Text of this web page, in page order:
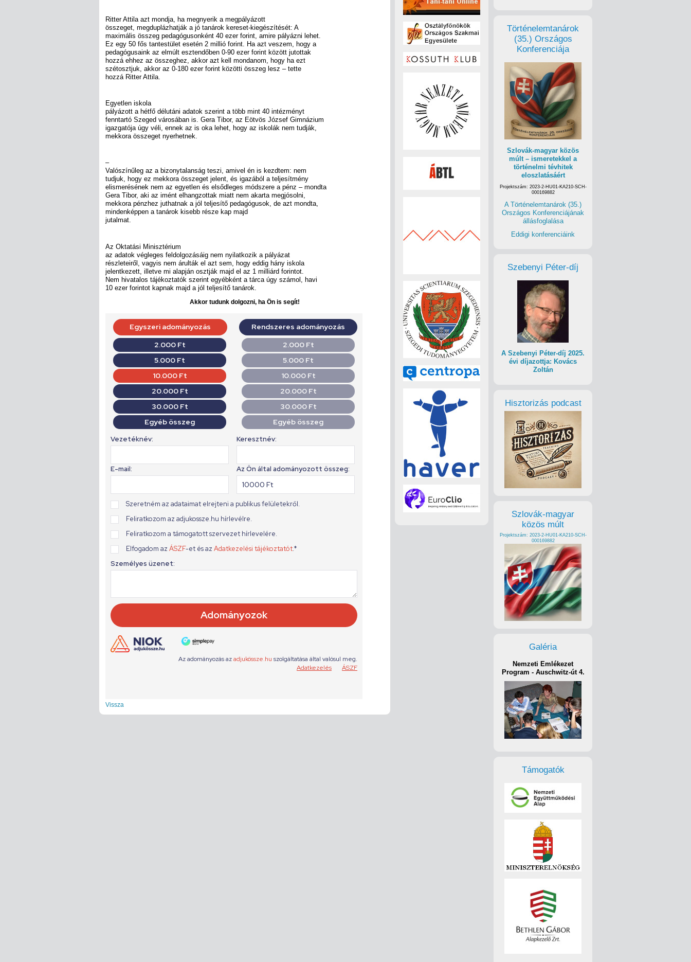
Ritter Attila azt mondja, ha megnyerik a megpályázott
összeget, megduplázhatják a jó tanárok kereset-kiegészítését: A
maximális összeg pedagógusonként 40 ezer forint, amire pályázni lehet.
Ez egy 50 fős tantestület esetén 2 millió forint. Ha azt veszem, hogy a
pedagógusaink az elmúlt esztendőben 0-90 ezer forint között jutottak
hozzá ehhez az összeghez, akkor azt kell mondanom, hogy ha ezt
szétosztjuk, akkor az 0-180 ezer forint közötti összeg lesz – tette
hozzá Ritter Attila.
Egyetlen iskola
pályázott a hétfő délutáni adatok szerint a több mint 40 intézményt
fenntartó Szeged városában is. Gera Tibor, az Eötvös József Gimnázium
igazgatója úgy véli, ennek az is oka lehet, hogy az iskolák nem tudják,
mekkora összeget nyerhetnek.
–
Valószínűleg az a bizonytalanság teszi, amivel én is kezdtem: nem
tudjuk, hogy ez mekkora összeget jelent, és igazából a teljesítmény
elismerésének nem az egyetlen és elsődleges módszere a pénz – mondta
Gera Tibor, aki az imént elhangzottak miatt nem akarta megjósolni,
mekkora pénzhez juthatnak a jól teljesítő pedagógusok, de azt mondta,
mindenképpen a tanárok kisebb része kap majd
jutalmat.
Az Oktatási Minisztérium
az adatok végleges feldolgozásáig nem nyilatkozik a pályázat
részleteiről, vagyis nem árulták el azt sem, hogy eddig hány iskola
jelentkezett, illetve mi alapján osztják majd el az 1 milliárd forintot.
Nem hivatalos tájékoztatók szerint egyébként a tárca úgy számol, havi
10 ezer forintot kapnak majd a jól teljesítő tanárok.
Akkor tudunk dolgozni, ha Ön is segít!
Vissza
Történelemtanárok
(35.) Országos
Konferenciája
Szlovák-magyar közös
múlt – ismeretekkel a
történelmi tévhitek
eloszlatásáért
Projektszám: 2023-2-HU01-KA210-SCH-
000169882
A Történelemtanárok (35.)
Országos Konferenciájának
állásfoglalása
Eddigi konferenciáink
Szebenyi Péter-díj
A Szebenyi Péter-díj 2025.
évi díjazottja: Kovács
Zoltán
Hisztorizás podcast
Szlovák-magyar
közös múlt
Projektszám: 2023-2-HU01-KA210-SCH-
000169882
Galéria
Nemzeti Emlékezet
Program - Auschwitz-út 4.
Támogatók